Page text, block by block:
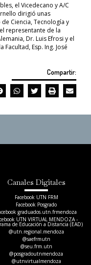
el Vicedecano y A/C
dirigió unas
Ciencia, Tecnología y
representante de la
Dr. Luis Efrosi y el
Esp. Ing. José
Compartir:
Canales Digitales
Facebook UTN FRM
Facebook Posgrado
graduados.utn.frmendoza
UTN VIRTUAL MENDOZA -
de Educación a Distancia (EAD)
@utn.regional.mendoza
@saefrmutn
@seu.frm.utn
@posgradoutnmendoza
@utnvirtualmendoza